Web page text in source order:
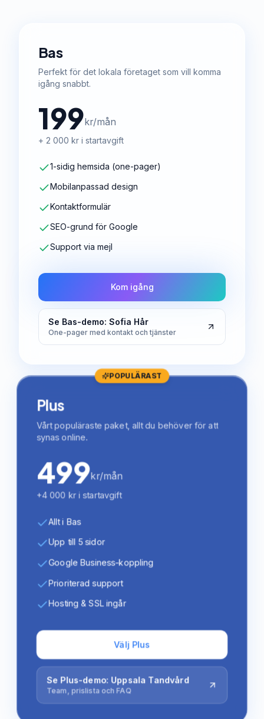
Bas
Perfekt för det lokala företaget som vill komma
igång snabbt.
199kr/mån
+ 2 000 kr i startavgift
1-sidig hemsida (one-pager)
Mobilanpassad design
Kontaktformulär
SEO-grund för Google
Support via mejl
Kom igång
Se Bas-demo: Sofia Hår
One-pager med kontakt och tjänster
POPULÄRAST
Plus
Vårt populäraste paket, allt du behöver för att
synas online.
499kr/mån
+4 000 kr i startavgift
Allt i Bas
Upp till 5 sidor
Google Business-koppling
Prioriterad support
Hosting & SSL ingår
Välj Plus
Se Plus-demo: Uppsala Tandvård
Team, prislista och FAQ